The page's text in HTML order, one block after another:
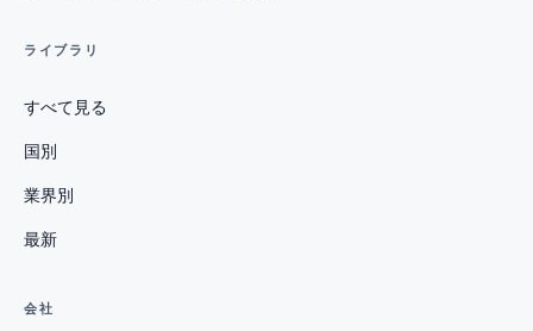
ライブラリ
すべて見る
国別
業界別
最新
会社